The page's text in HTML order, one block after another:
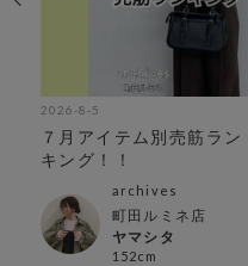
2026-8-5
７月アイテム別売筋ラン
キング！！
archives
町田ルミネ店
ヤマシタ
152cm